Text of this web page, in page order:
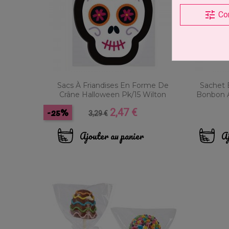
Sacs À Friandises En Forme De
Crâne Halloween Pk/15 Wilton
Prix
base
3,29 €
-25% Prix
2,47 €
Ajouter au panier
Sachet
Bonbon
tune